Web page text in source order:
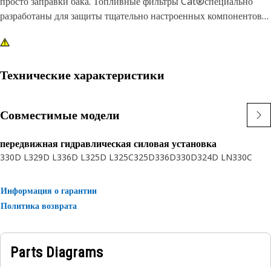
разработаны для защиты тщательно настроенных компонентов
Технические характеристики
Совместимые модели
передвижная гидравлическая силовая установка
330D L329D L336D L325D L325C325D336D330D324D LN330C
Информация о гарантии
Политика возврата
Parts Diagrams